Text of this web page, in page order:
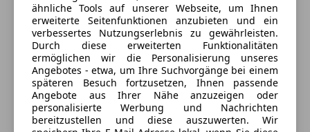
Autohaus Pirker GmbH
Sternebewertung 5 von 5
5Sterne
(100% Weiterempfehlungen)
Anbieter auf AutoScout24 seit 2011
Ziegeleistrasse 6,
9400 Wolfsberg, AT
ähnliche Tools auf unserer Webseite, um Ihnen
erweiterte Seitenfunktionen anzubieten und ein
verbessertes Nutzungserlebnis zu gewährleisten.
Durch diese erweiterten Funktionalitäten
ermöglichen wir die Personalisierung unseres
Angebotes - etwa, um Ihre Suchvorgänge bei einem
späteren Besuch fortzusetzen, Ihnen passende
Angebote aus Ihrer Nähe anzuzeigen oder
personalisierte Werbung und Nachrichten
bereitzustellen und diese auszuwerten. Wir